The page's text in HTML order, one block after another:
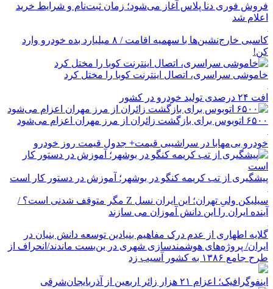
فروش فوری دنا پلاس آغاز می‌شود؛ زمان ثبت‌نام و شرایط خرید
اعلام شد
کاسبی خارج‌نشین‌ها با سهمیه اقامت / ۸ میلیارد بده خودرو وارد
کن!
خاموشی سراسری، اتصال اینترنت کوبا را مختل کرد
افت ۲۴ درصدی تولید خودرو در کشور
۶۵۰۰ اتوبوس برای بازگشت زائران از مرز مهران اعزام می‌شود
خودرو بی‌مهابا در سراشیبی قیمت+ جدول قیمت روز خودرو
پیشگیری از تب کریمه کنگو در بوشهر؛ آموزش در دستور کار است
سیلیکن ولیِ تهران؛ این ایران نسل Z مگر متوقف شدنی است؟ /
آینده ایران را این دانش آموزان می سازند
گلایه اطهاری از عدم درک مفاهیم بنیادین توسعه دانش بنیان در
ایران/ پروژه‌های هوشمندسازی شهری در بن‌بست ماندند/انحراف از
طرح جامع ۱۳۸۶ به کشور آسیب زد
اینفوگرافیک؛ اعزام ۲۱ هزار زائر اربعین از آذربایجان‌شرقی